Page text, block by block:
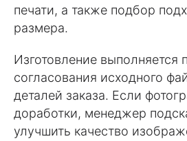
печати, а также подбор
размера.
Изготовление выполняется
согласования исходного
деталей заказа. Если
доработки, менеджер
улучшить качество